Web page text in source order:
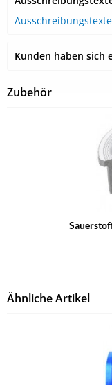
Ausschreibungstexte
Kunden haben sich
Zubehör
Ähnliche Artikel